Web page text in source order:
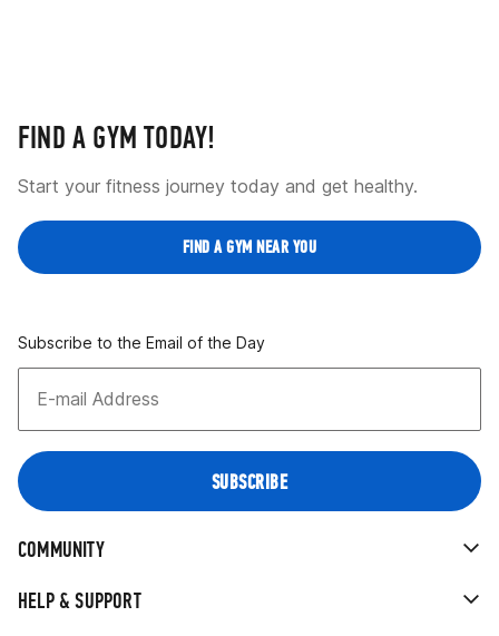
HELP & SUPPORT
COMMUNITY
FIND A GYM TODAY!
Start your fitness journey today and get healthy.
FIND A GYM NEAR YOU
Subscribe to the Email of the Day